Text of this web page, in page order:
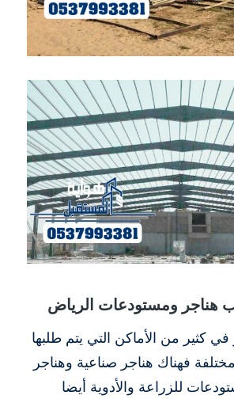
هناجر ومستودعات الرياض
كثير من الأماكن التي يتم طلبها
مختلفة فهناك هناجر صناعية وهناجر
للزراعة والأدوية أيضا